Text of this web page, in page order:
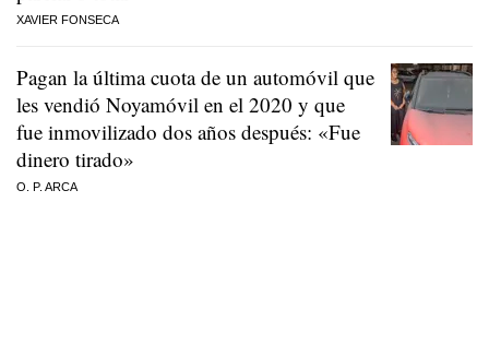
XAVIER FONSECA
Pagan la última cuota de un automóvil que
les vendió Noyamóvil en el 2020 y que
fue inmovilizado dos años después: «Fue
dinero tirado»
O. P. ARCA